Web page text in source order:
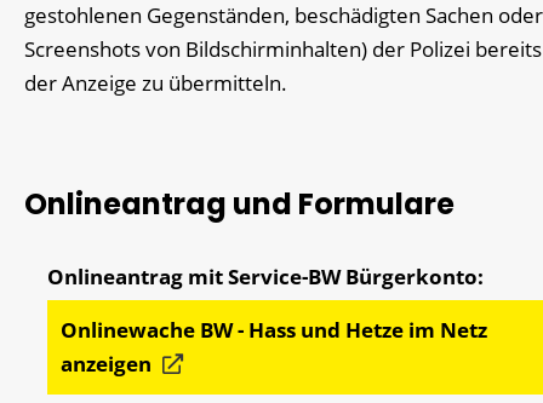
gestohlenen Gegenständen, beschädigten Sachen oder
Screenshots von Bildschirminhalten) der Polizei
der Anzeige zu übermitteln.
Onlineantrag und Formulare
Onlinewache BW - Hass und Hetze im Netz
anzeigen